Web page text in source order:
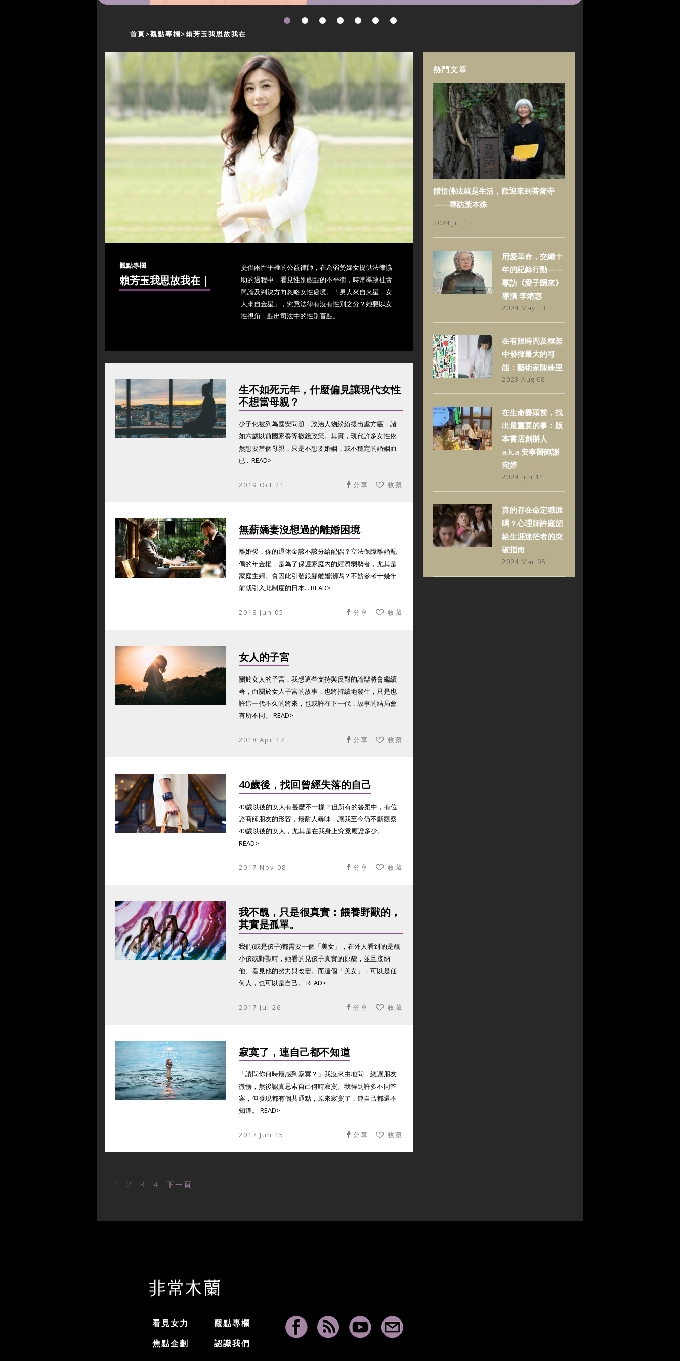
首頁 觀點專欄 賴芳玉我思故我在
觀點專欄
賴芳玉我思故我在 ｜
提倡兩性平權的公益律師，在為弱勢婦女提供法律協
助的過程中，看見性別觀點的不平衡，時常導致社會
輿論及判決方向忽略女性處境。「男人來自火星，女
人來自金星」，究竟法律有沒有性別之分？她要以女
性視角，點出司法中的性別盲點。
生不如死元年，什麼偏見讓現代女性
不想當母親？
少子化被列為國安問題，政治人物紛紛提出處方箋，諸
如六歲以前國家養等撒錢政策。其實，現代許多女性依
然想要當個母親，只是不想要婚姻，或不穩定的婚姻而
已... READ>
2019 Oct 21 收藏
分享
無薪嬌妻沒想過的離婚困境
離婚後，你的退休金該不該分給配偶？立法保障離婚配
偶的年金權，是為了保護家庭內的經濟弱勢者，尤其是
家庭主婦。會因此引發銀髮離婚潮嗎？不妨參考十幾年
前就引入此制度的日本... READ>
2018 Jun 05 收藏
分享
女人的子宮
關於女人的子宮，我想這些支持與反對的論辯將會繼續
著，而關於女人子宮的故事，也將持續地發生，只是也
許這一代不久的將來，也或許在下一代，故事的結局會
有所不同。 READ>
2018 Apr 17 收藏
分享
40歲後，找回曾經失落的自己
40歲以後的女人有甚麼不一樣？但所有的答案中，有位
諮商師朋友的形容，最耐人尋味，讓我至今仍不斷觀察
40歲以後的女人，尤其是在我身上究竟應證多少。
READ>
2017 Nov 08 收藏
分享
我不醜，只是很真實：餵養野獸的，
其實是孤單。
我們(或是孩子)都需要一個「美女」，在外人看到的是醜
小孩或野獸時，她看的見孩子真實的原貌，並且接納
他、看見他的努力與改變。而這個「美女」，可以是任
何人，也可以是自己。 READ>
2017 Jul 26 收藏
分享
寂寞了，連自己都不知道
「請問你何時最感到寂寞？」我沒來由地問，總讓朋友
微愣，然後認真思索自己何時寂寞。我得到許多不同答
案，但發現都有個共通點，原來寂寞了，連自己都還不
知道。 READ>
2017 Jun 15 收藏
分享
1 2 3 4 下一頁
熱門文章
體悟佛法就是生活，歡迎來到菩薩寺
——專訪葉本殊
2024 Jul 12
用愛革命，交織十
年的記錄行動——
專訪《愛子歸來》
導演 李靖惠
2024 May 13
在有限時間及框架
中發揮最大的可
能：藝術家陳姝里
2023 Aug 08
在生命盡頭前，找
出最重要的事：版
本書店創辦人
a.k.a.安寧醫師謝
宛婷
2024 Jun 14
真的存在命定職涯
嗎？心理師許庭韶
給生涯迷茫者的突
破指南
2024 Mar 05
看見女力
觀點專欄
焦點企劃
認識我們